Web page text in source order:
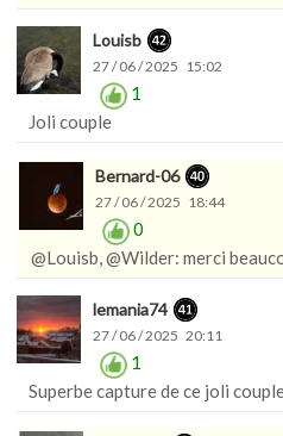
Louisb
27 / 06 / 2025 15:02
1
Joli couple
Bernard-06
27 / 06 / 2025 18:44
0
@Louisb, @Wilder: merci
lemania74
27 / 06 / 2025 20:11
1
Superbe capture de ce joli